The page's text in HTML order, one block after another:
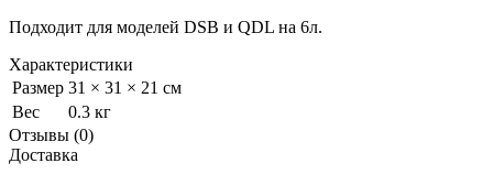
Подходит для моделей DSB и QDL на 6л.
Характеристики
Размер 31 × 31 × 21 см
Вес
0.3 кг
Отзывы (0)
Доставка